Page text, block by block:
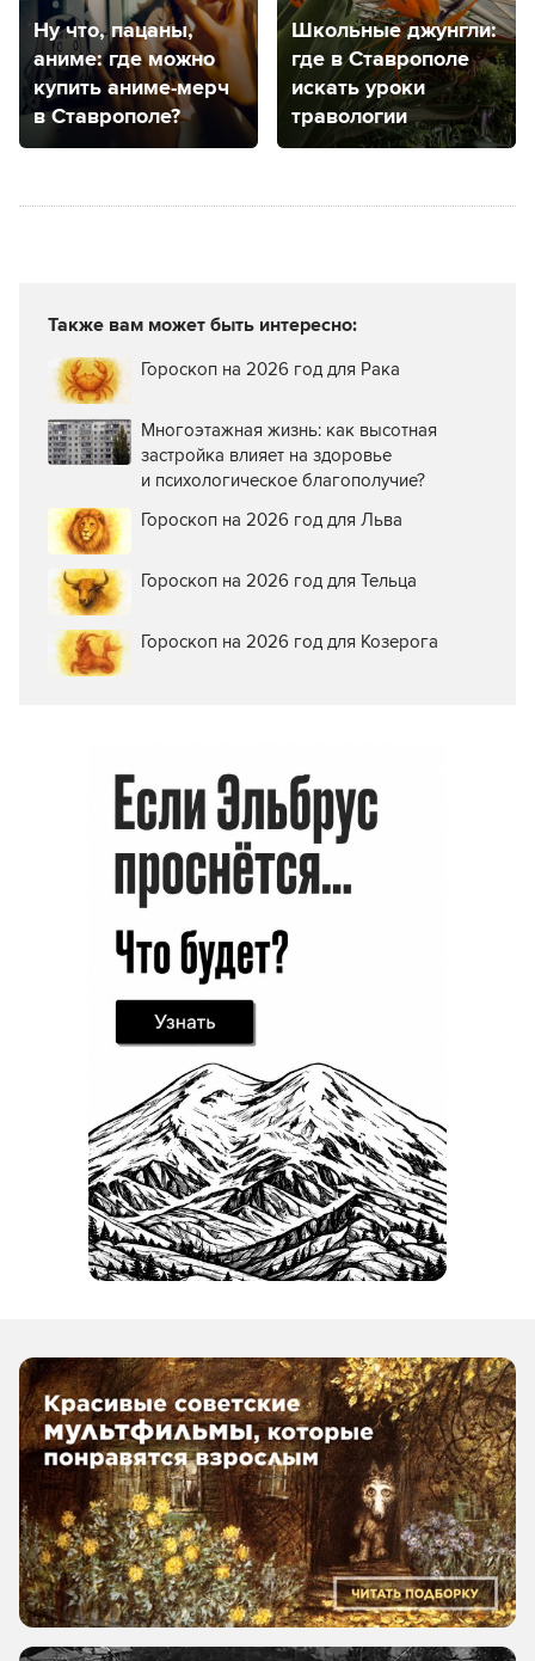
Ну что, пацаны,
аниме: где можно
купить аниме-мерч
в Ставрополе?
Школьные джунгли:
где в Ставрополе
искать уроки
травологии
Также вам может быть интересно:
Гороскоп на 2026 год для Рака
Многоэтажная жизнь: как высотная
застройка влияет на здоровье
и психологическое благополучие?
Гороскоп на 2026 год для Льва
Гороскоп на 2026 год для Тельца
Гороскоп на 2026 год для Козерога